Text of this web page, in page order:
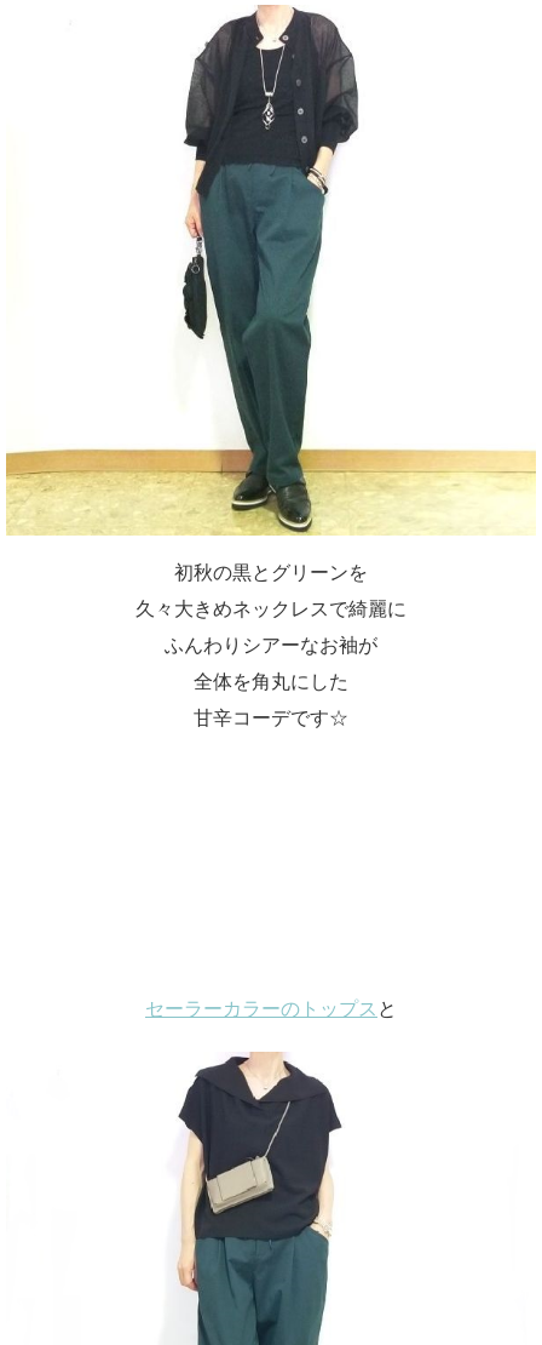
初秋の黒とグリーンを
久々大きめネックレスで綺麗に
ふんわりシアーなお袖が
全体を角丸にした
甘辛コーデです☆
セーラーカラーのトップス と